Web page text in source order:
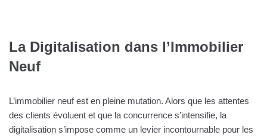
La Digitalisation dans l’Immobilier
Neuf
L’immobilier neuf est en pleine mutation. Alors que les attentes
des clients évoluent et que la concurrence s’intensifie, la
digitalisation s’impose comme un levier incontournable pour les